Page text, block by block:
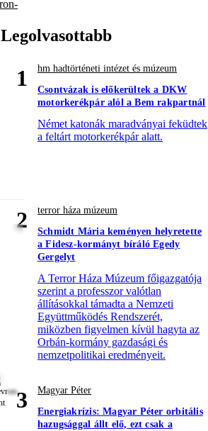
Legolvasottabb
1
hm hadtörténeti intézet és múzeum
Csontvázak is előkerültek a DKW
motorkerékpár alól a Bem rakpartnál
Német katonák maradványai feküdtek
a feltárt motorkerékpár alatt.
2
terror háza múzeum
Schmidt Mária keményen helyretette
a Fidesz-kormányt bíráló Egedy
Gergelyt
A Terror Háza Múzeum főigazgatója
szerint a professzor valótlan
állításokkal támadta a Nemzeti
Együttműködés Rendszerét,
miközben figyelmen kívül hagyta az
Orbán-kormány gazdasági és
nemzetpolitikai eredményeit.
3
Magyar Péter
Energiakrízis: Magyar Péter orbitális
hazugsággal állt elő, ezt csak a